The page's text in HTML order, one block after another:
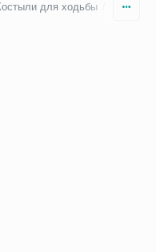
для ходьбы